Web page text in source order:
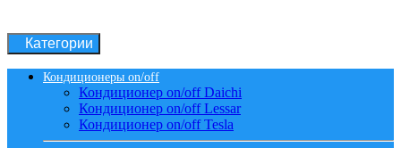
Категории
Кондиционеры on/off
Кондиционер on/off Daichi
Кондиционер on/off Lessar
Кондиционер on/off Tesla